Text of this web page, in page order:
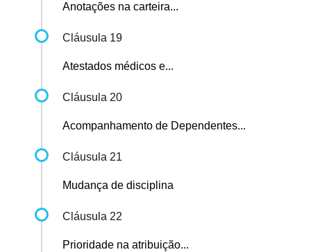
Anotações na carteira...
Cláusula 19
Atestados médicos e...
Cláusula 20
Acompanhamento de Dependentes...
Cláusula 21
Mudança de disciplina
Cláusula 22
Prioridade na atribuição...